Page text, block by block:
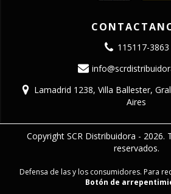
115117-3863
Lamadrid 1238, Villa Ballester,
Aires
Copyright SCR Distribuidora - 2026.
reservados.
Defensa de las y los consumidores. Para
Botón de